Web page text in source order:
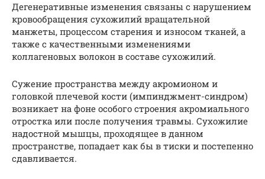
Дегенеративные изменения связаны с нарушением
кровообращения сухожилий вращательной
манжеты, процессом старения и износом тканей, а
также с качественными изменениями
коллагеновых волокон в составе сухожилий.
Сужение пространства между акромионом и
головкой плечевой кости (импинджмент-синдром)
возникает на фоне особого строения акромиального
отростка или после получения травмы. Сухожилие
надостной мышцы, проходящее в данном
пространстве, попадает как бы в тиски и постепенно
сдавливается.